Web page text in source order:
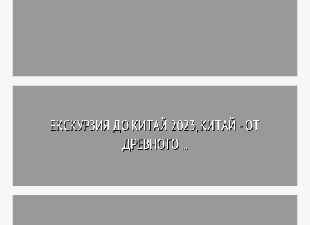
ЕКСКУРЗИЯ ДО KИТАЙ 2023, КИТАЙ - OТ
ДРЕВНОТО ...